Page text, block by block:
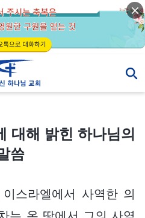
나님의 말씀
대해 밝힌 하나님의
씀
스라엘에서 사역한 의
는 온 땅에서 그의 사역